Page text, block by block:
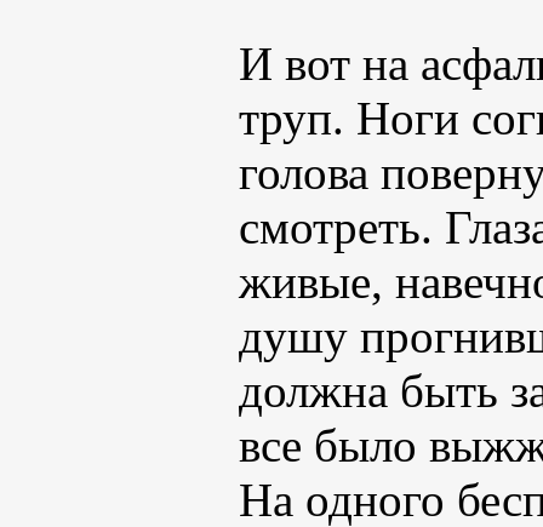
И вот на
труп. Ноги
голова
смотреть.
живые,
душу
должна быть
все было
На одного